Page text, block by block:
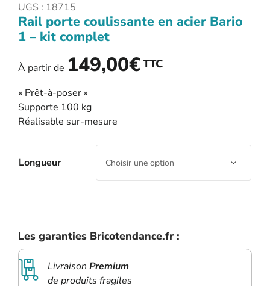
UGS : 18715
Rail porte coulissante en acier Bario
1 – kit complet
À partir de 149,00€TTC
« Prêt-à-poser »
Supporte 100 kg
Réalisable sur-mesure
Longueur 
Les garanties Bricotendance.fr :
Livraison Premium
de produits fragiles